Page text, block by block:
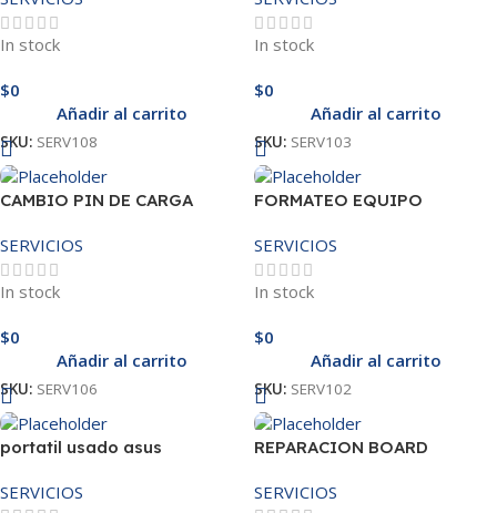
In stock
$0
Añadir al carrito
SKU: SERV108
In stock
$0
Añadir al carrito
SKU: SERV103
CAMBIO PIN DE CARGA
SERVICIOS
In stock
$0
Añadir al carrito
SKU: SERV106
FORMATEO EQUIPO
SERVICIOS
In stock
$0
Añadir al carrito
SKU: SERV102
portatil usado asus
duro 512 ssd
SERVICIOS
REPARACION BOARD
SERVICIOS